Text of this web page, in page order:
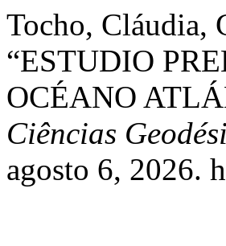
Tocho, Cláudia,
“ESTUDIO
OCÉANO
Ciências
agosto 6, 2026.